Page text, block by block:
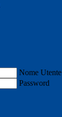
Nome Utente
Password